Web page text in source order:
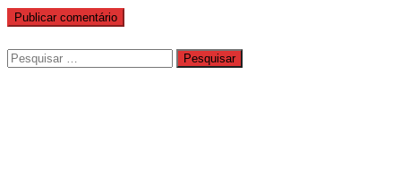
Pesquisar
por: